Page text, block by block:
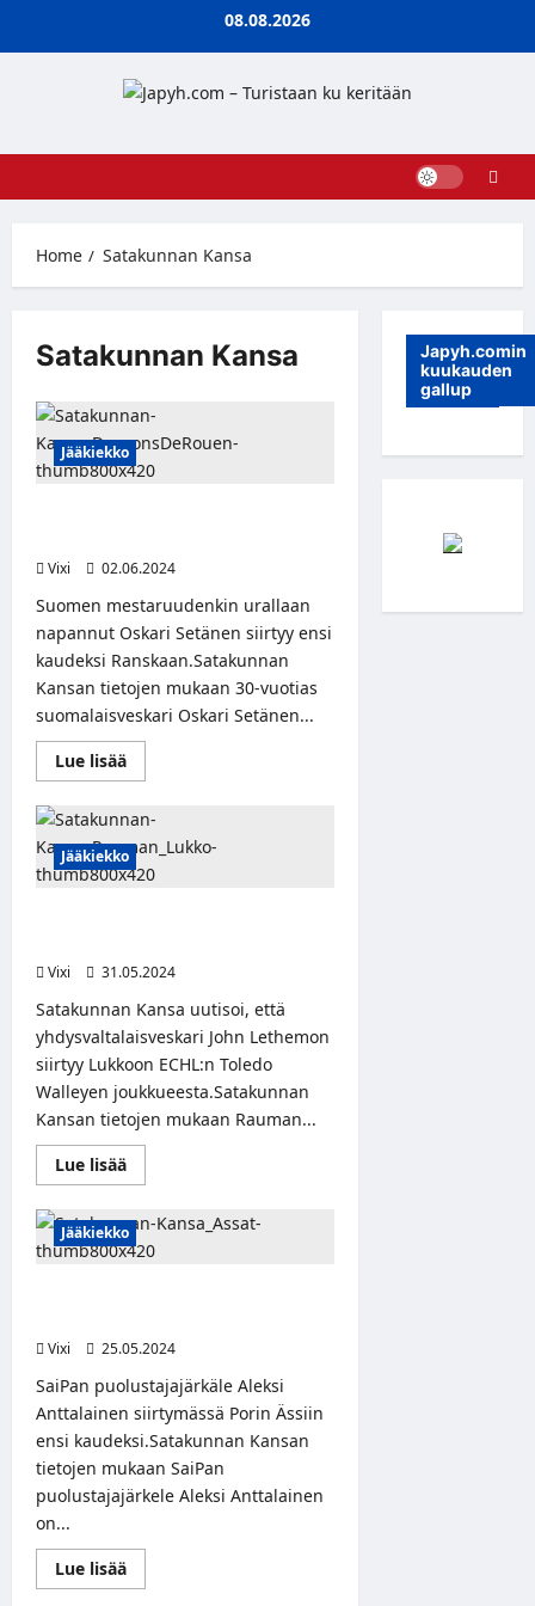
08.08.2026
Home Satakunnan Kansa
Satakunnan Kansa
Jääkiekko
Vixi
02.06.2024
Suomen mestaruudenkin urallaan
napannut Oskari Setänen siirtyy ensi
kaudeksi Ranskaan.Satakunnan
Kansan tietojen mukaan 30-vuotias
suomalaisveskari Oskari Setänen...
Lue lisääRead
more
Kansa:
Oskari
Setänen
siirtymässä
Jääkiekko
Vixi
31.05.2024
Satakunnan Kansa uutisoi, että
yhdysvaltalaisveskari John Lethemon
siirtyy Lukkoon ECHL:n Toledo
Walleyen joukkueesta.Satakunnan
Kansan tietojen mukaan Rauman...
Lue lisääRead
more
Satakunnan
Kansa:
Lukko
hankki
Jääkiekko
Vixi
25.05.2024
SaiPan puolustajajärkäle Aleksi
Anttalainen siirtymässä Porin Ässiin
ensi kaudeksi.Satakunnan Kansan
tietojen mukaan SaiPan
puolustajajärkele Aleksi Anttalainen
on...
Lue lisääRead
more
Japyh.comin
kuukauden
gallup